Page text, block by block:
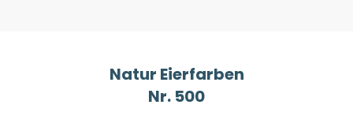
Natur Eierfarben
Nr. 500